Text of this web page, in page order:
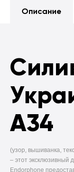
Описание
A34
(узор, вышиванка,
– этот эксклюзивный
Endorphone